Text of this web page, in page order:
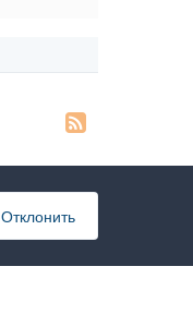
Отклонить